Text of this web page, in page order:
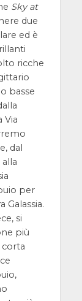
Sky at
due
ed è
ricche
basse
Via
dal
per
Galassia.
si
più